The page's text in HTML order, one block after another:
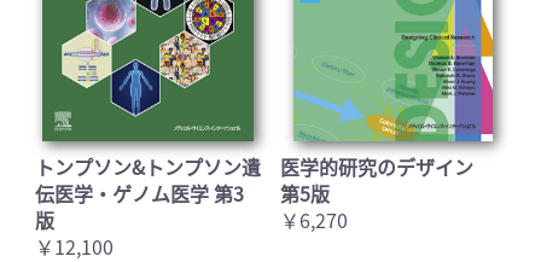
トンプソン&トンプソン遺
伝医学・ゲノム医学 第3
版
￥12,100
医学的研究のデザイン
第5版
￥6,270